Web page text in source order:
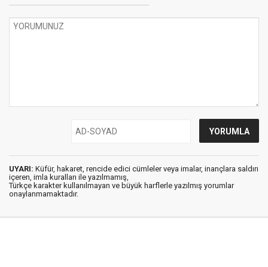
UYARI: Küfür, hakaret, rencide edici cümleler veya imalar, inançlara saldırı
içeren, imla kuralları ile yazılmamış,
Türkçe karakter kullanılmayan ve büyük harflerle yazılmış yorumlar
onaylanmamaktadır.